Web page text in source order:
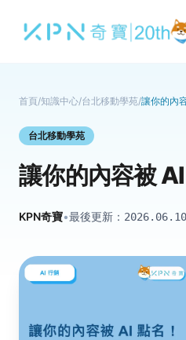
首頁/知識中心/台北移動學苑/讓你的內
台北移動學苑
讓你的內容被 AI
KPN奇寶•最後更新： 2026.06.10